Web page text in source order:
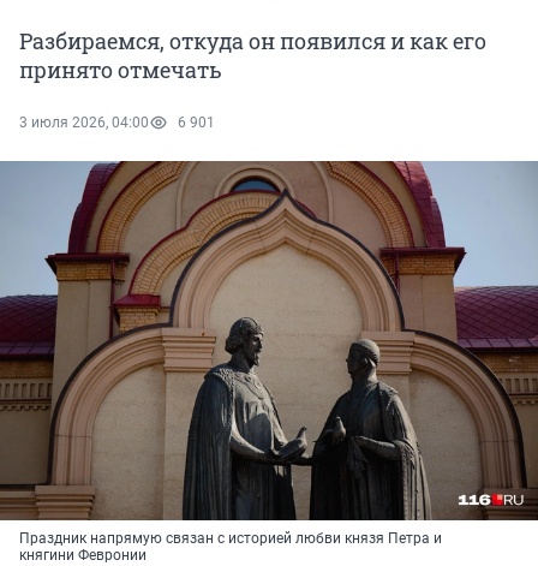
Разбираемся, откуда он появился и как его
принято отмечать
3 июля 2026, 04:00 6 901
Праздник напрямую связан с историей любви князя Петра и
княгини Февронии